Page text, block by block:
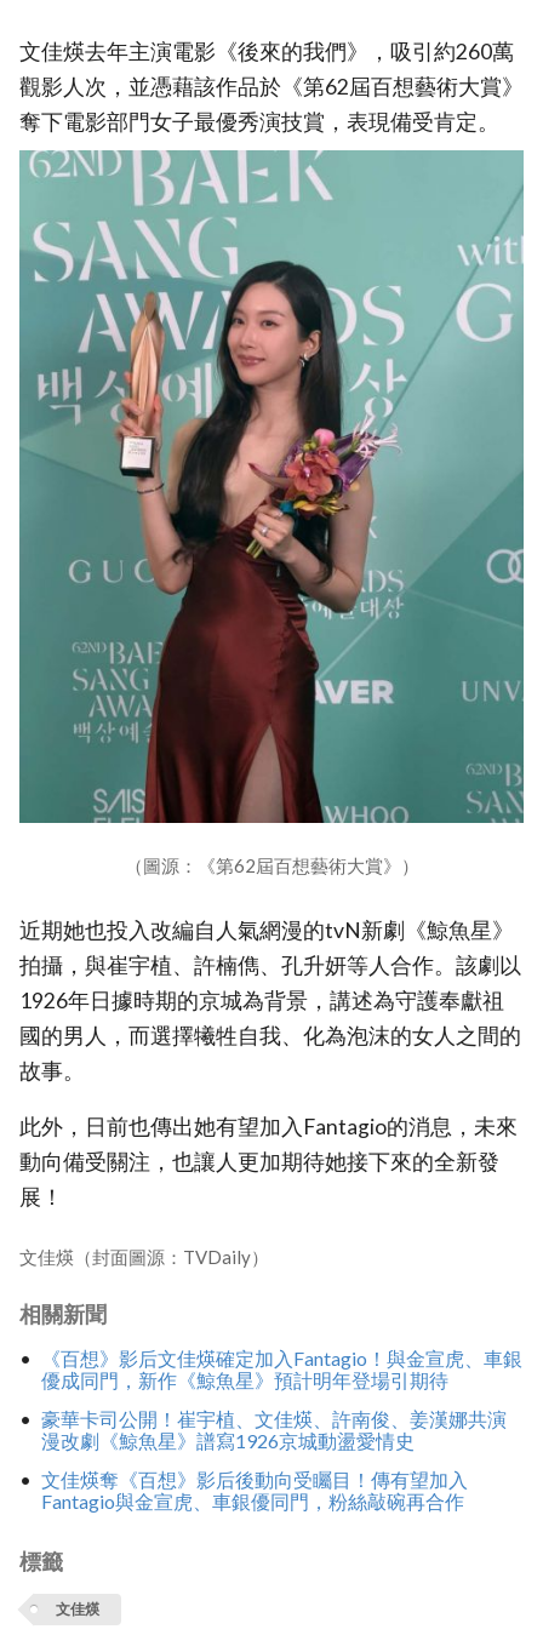
文佳煐去年主演電影《後來的我們》，吸引約260萬
觀影人次，並憑藉該作品於《第62屆百想藝術大賞》
奪下電影部門女子最優秀演技賞，表現備受肯定。
（圖源：《第62屆百想藝術大賞》）
近期她也投入改編自人氣網漫的tvN新劇《鯨魚星》
拍攝，與崔宇植、許楠儁、孔升妍等人合作。該劇以
1926年日據時期的京城為背景，講述為守護奉獻祖
國的男人，而選擇犧牲自我、化為泡沫的女人之間的
故事。
此外，日前也傳出她有望加入Fantagio的消息，未來
動向備受關注，也讓人更加期待她接下來的全新發
展！
文佳煐（封面圖源：TVDaily）
相關新聞
《百想》影后文佳煐確定加入Fantagio！與金宣虎、車銀
優成同門，新作《鯨魚星》預計明年登場引期待
豪華卡司公開！崔宇植、文佳煐、許南俊、姜漢娜共演
漫改劇《鯨魚星》譜寫1926京城動盪愛情史
文佳煐奪《百想》影后後動向受矚目！傳有望加入
Fantagio與金宣虎、車銀優同門，粉絲敲碗再合作
標籤
文佳煐